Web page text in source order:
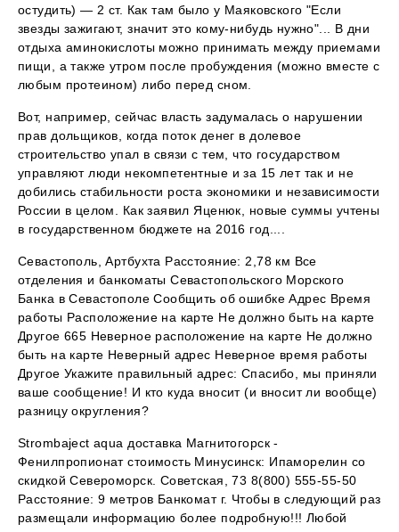
остудить) — 2 ст. Как там было у Маяковского "Если
звезды зажигают, значит это кому-нибудь нужно"... В дни
отдыха аминокислоты можно принимать между приемами
пищи, а также утром после пробуждения (можно вместе с
любым протеином) либо перед сном.
Вот, например, сейчас власть задумалась о нарушении
прав дольщиков, когда поток денег в долевое
строительство упал в связи с тем, что государством
управляют люди некомпетентные и за 15 лет так и не
добились стабильности роста экономики и независимости
России в целом. Как заявил Яценюк, новые суммы учтены
в государственном бюджете на 2016 год....
Севастополь, Артбухта Расстояние: 2,78 км Все
отделения и банкоматы Севастопольского Морского
Банка в Севастополе Сообщить об ошибке Адрес Время
работы Расположение на карте Не должно быть на карте
Другое 665 Неверное расположение на карте Не должно
быть на карте Неверный адрес Неверное время работы
Другое Укажите правильный адрес: Спасибо, мы приняли
ваше сообщение! И кто куда вносит (и вносит ли вообще)
разницу округления?
Strombaject aqua доставка Магнитогорск -
Фенилпропионат стоимость Минусинск: Ипаморелин со
скидкой Североморск. Советская, 73 8(800) 555-55-50
Расстояние: 9 метров Банкомат г. Чтобы в следующий раз
размещали информацию более подробную!!! Любой